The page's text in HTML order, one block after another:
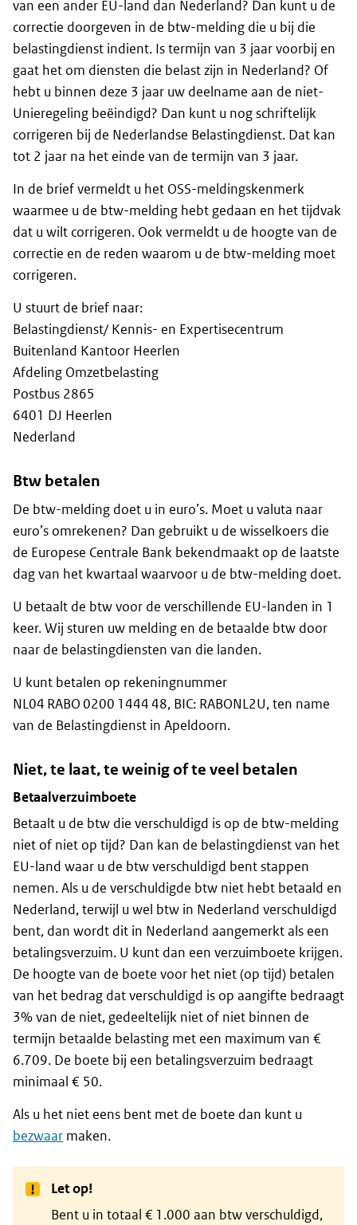
van een ander EU-land dan Nederland? Dan kunt u de
correctie doorgeven in de btw-melding die u bij die
belastingdienst indient. Is termijn van 3 jaar voorbij en
gaat het om diensten die belast zijn in Nederland? Of
hebt u binnen deze 3 jaar uw deelname aan de niet-
Unieregeling beëindigd? Dan kunt u nog schriftelijk
corrigeren bij de Nederlandse Belastingdienst. Dat kan
tot 2 jaar na het einde van de termijn van 3 jaar.
In de brief vermeldt u het OSS-meldingskenmerk
waarmee u de btw-melding hebt gedaan en het tijdvak
dat u wilt corrigeren. Ook vermeldt u de hoogte van de
correctie en de reden waarom u de btw-melding moet
corrigeren.
U stuurt de brief naar:
Belastingdienst/ Kennis- en Expertisecentrum
Buitenland Kantoor Heerlen
Afdeling Omzetbelasting
Postbus 2865
6401 DJ Heerlen
Nederland
Btw betalen
De btw-melding doet u in euro’s. Moet u valuta naar
euro’s omrekenen? Dan gebruikt u de wisselkoers die
de Europese Centrale Bank bekendmaakt op de laatste
dag van het kwartaal waarvoor u de btw-melding doet.
U betaalt de btw voor de verschillende EU-landen in 1
keer. Wij sturen uw melding en de betaalde btw door
naar de belastingdiensten van die landen.
U kunt betalen op rekeningnummer
NL04 RABO 0200 1444 48, BIC: RABONL2U, ten name
van de Belastingdienst in Apeldoorn.
Niet, te laat, te weinig of te veel betalen
Betaalverzuimboete
Betaalt u de btw die verschuldigd is op de btw-melding
niet of niet op tijd? Dan kan de belastingdienst van het
EU-land waar u de btw verschuldigd bent stappen
nemen. Als u de verschuldigde btw niet hebt betaald en
Nederland, terwijl u wel btw in Nederland verschuldigd
bent, dan wordt dit in Nederland aangemerkt als een
betalingsverzuim. U kunt dan een verzuimboete krijgen.
De hoogte van de boete voor het niet (op tijd) betalen
van het bedrag dat verschuldigd is op aangifte bedraagt
3% van de niet, gedeeltelijk niet of niet binnen de
termijn betaalde belasting met een maximum van €
6.709. De boete bij een betalingsverzuim bedraagt
minimaal € 50.
Als u het niet eens bent met de boete dan kunt u
bezwaar maken.
Let op!
Bent u in totaal € 1.000 aan btw verschuldigd,